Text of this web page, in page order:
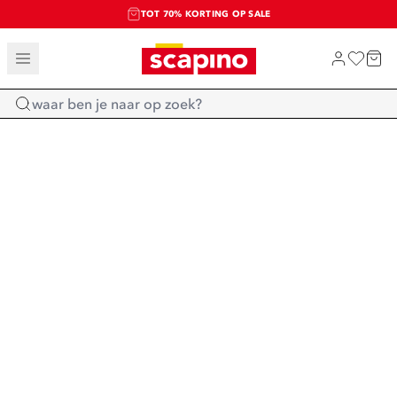
TOT 70% KORTING OP SALE
SALE: LAATSTE KANS!
SHOP NIEUW
Home